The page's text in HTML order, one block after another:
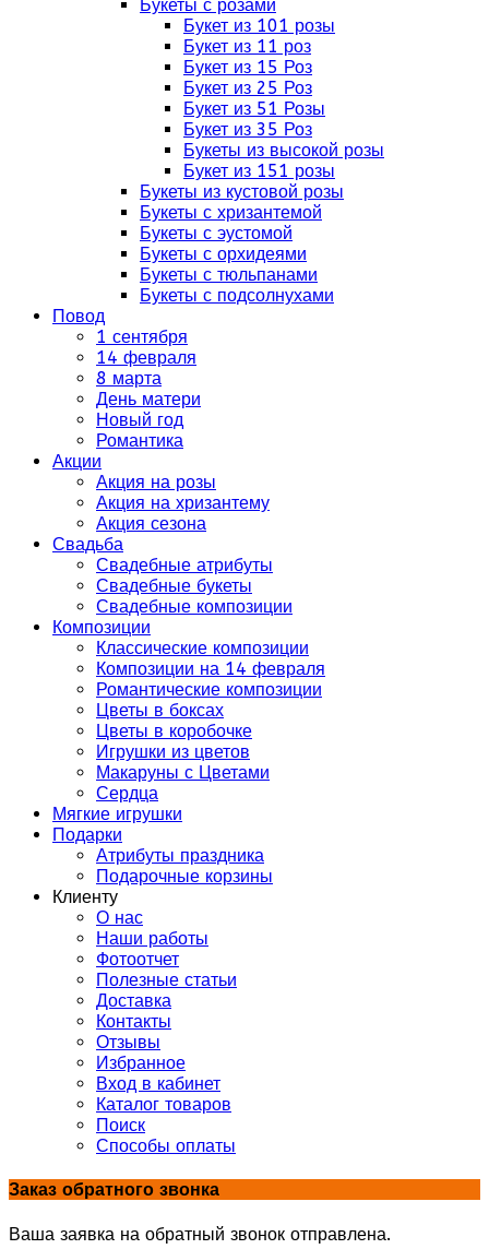
Букеты с розами
Букет из 101 розы
Букет из 11 роз
Букет из 15 Роз
Букет из 25 Роз
Букет из 51 Розы
Букет из 35 Роз
Букеты из высокой розы
Букет из 151 розы
Букеты из кустовой розы
Букеты с хризантемой
Букеты с эустомой
Букеты с орхидеями
Букеты с тюльпанами
Букеты с подсолнухами
Повод
1 сентября
14 февраля
8 марта
День матери
Новый год
Романтика
Акции
Акция на розы
Акция на хризантему
Акция сезона
Свадьба
Свадебные атрибуты
Свадебные букеты
Свадебные композиции
Композиции
Классические композиции
Композиции на 14 февраля
Романтические композиции
Цветы в боксах
Цветы в коробочке
Игрушки из цветов
Макаруны с Цветами
Сердца
Мягкие игрушки
Подарки
Атрибуты праздника
Подарочные корзины
Клиенту
О нас
Наши работы
Фотоотчет
Полезные статьи
Доставка
Контакты
Отзывы
Избранное
Вход в кабинет
Каталог товаров
Поиск
Способы оплаты
Заказ обратного звонка
Ваша заявка на обратный звонок отправлена.